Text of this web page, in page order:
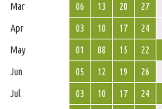
Mar
06 13 20
27
Apr
03 10 17
24
May
01 08 15 22
Jun
05 12 19
26
Jul
03 10 17 24